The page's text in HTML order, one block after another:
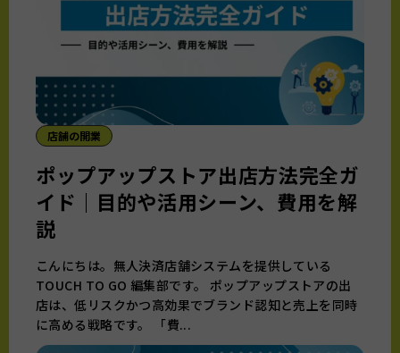
店舗の開業
ポップアップストア出店方法完全ガ
イド｜目的や活用シーン、費用を解
説
こんにちは。無人決済店舗システムを提供している
TOUCH TO GO 編集部です。 ポップアップストアの出
店は、低リスクかつ高効果でブランド認知と売上を同時
に高める戦略です。 「費...